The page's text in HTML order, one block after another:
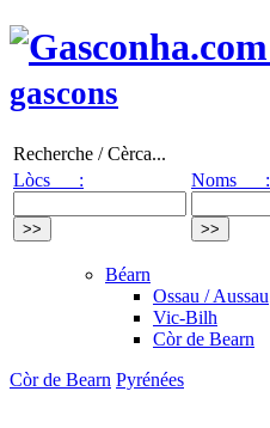
gascons
Recherche / Cèrca...
Lòcs :
Noms :
Béarn
Ossau / Aussau
Vic-Bilh
Còr de Bearn
Còr de Bearn Pyrénées